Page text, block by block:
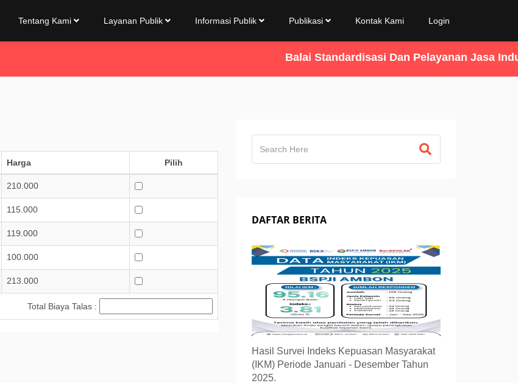
Tentang Kami Layanan Publik Informasi Publik Publikasi Kontak Kami Login
Balai Standardisasi Dan Pelayanan Jasa Industri
Harga Pilih
210.000
115.000
119.000
100.000
213.000
Total Biaya Talas :
DAFTAR BERITA
Hasil Survei Indeks Kepuasan Masyarakat
(IKM) Periode Januari - Desember Tahun
2025.